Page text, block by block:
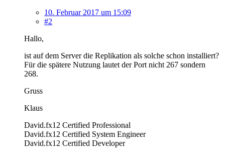
10. Februar 2017 um 15:09
#2
Hallo,
ist auf dem Server die Replikation als solche schon installiert?
Für die spätere Nutzung lautet der Port nicht 267 sondern
268.
Gruss
Klaus
David.fx12 Certified Professional
David.fx12 Certified System Engineer
David.fx12 Certified Developer